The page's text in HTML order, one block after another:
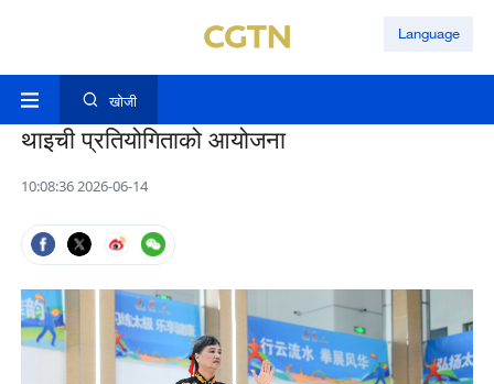
Language
खोजी
थाइची प्रतियोगिताको आयोजना
10:08:36 2026-06-14